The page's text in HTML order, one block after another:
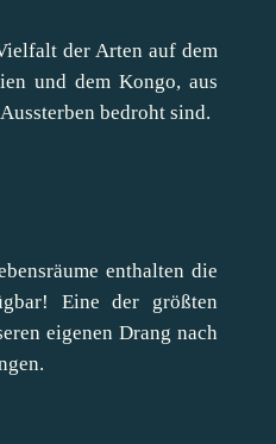
der Arten auf dem
und dem Kongo, aus
bedroht sind.
enthalten die
Eine der größten
eigenen Drang nach